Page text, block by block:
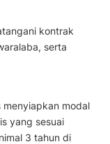
kontrak
serta
modal
yang sesuai
3 tahun di